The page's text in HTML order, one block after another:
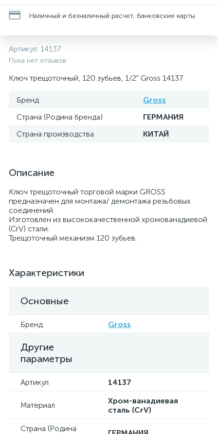
Наличный и безналичный расчет, банковские карты
Артикул: 14137
Пока нет отзывов
Ключ трещоточный, 120 зубьев, 1/2" Gross 14137
Бренд
Gross
Страна (Родина бренда)
ГЕРМАНИЯ
Страна производства
КИТАЙ
Описание
Ключ трещоточный торговой марки GROSS
предназначен для монтажа/ демонтажа резьбовых
соединений.
Изготовлен из высококачественной хромованадиевой
(CrV) стали.
Трещоточный механизм 120 зубьев.
Характеристики
Основные
Бренд Gross
Другие
параметры
Артикул 14137
Материал
Хром-ванадиевая
сталь (CrV)
Страна (Родина